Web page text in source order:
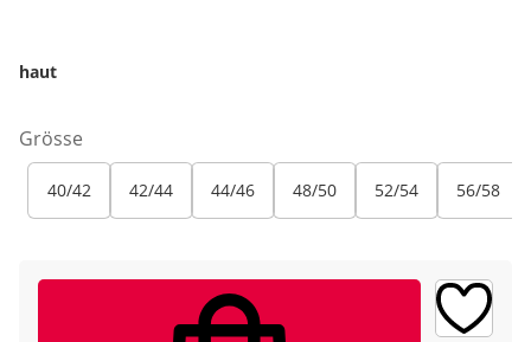
haut
Grösse
40/42 42/44 44/46 48/50 52/54 56/58